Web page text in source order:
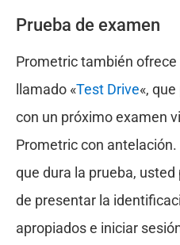
Prueba de examen
Prometric también
llamado «Test Drive«,
con un próximo examen
Prometric con
que dura la prueba,
de presentar la
apropiados e iniciar